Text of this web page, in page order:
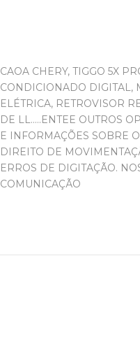
CAOA CHERY, TIGGO 5X
CONDICIONADO DIGITAL,
ELÉTRICA, RETROVISOR
DE LL.....ENTEE OUTROS
E INFORMAÇÕES SOBRE
DIREITO DE
ERROS DE DIGITAÇÃO.
COMUNICAÇÃO